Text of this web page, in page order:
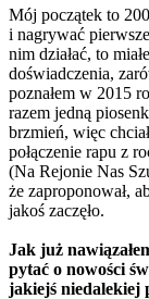
Mój początek to
i nagrywać
nim działać, to
doświadczenia,
poznałem w 2015
razem jedną
brzmień, więc
połączenie rapu z
(Na Rejonie Nas
że zaproponował,
jakoś zaczęło.
Jak już
pytać o nowości
jakiejś niedalekiej